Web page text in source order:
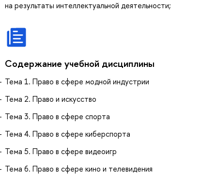
на результаты интеллектуальной деятельности;
Содержание учебной дисциплины
Тема 1. Право в сфере модной индустрии
Тема 2. Право и искусство
Тема 3. Право в сфере спорта
Тема 4. Право в сфере киберспорта
Тема 5. Право в сфере видеоигр
Тема 6. Право в сфере кино и телевидения